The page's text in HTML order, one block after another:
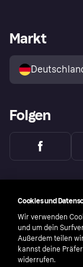
Klarna App
Shops entdecken
Händlerportal
Markt
Folgen
Cookies und
Wir verwenden
und um dein
Außerdem teilen
kannst deine
widerrufen.